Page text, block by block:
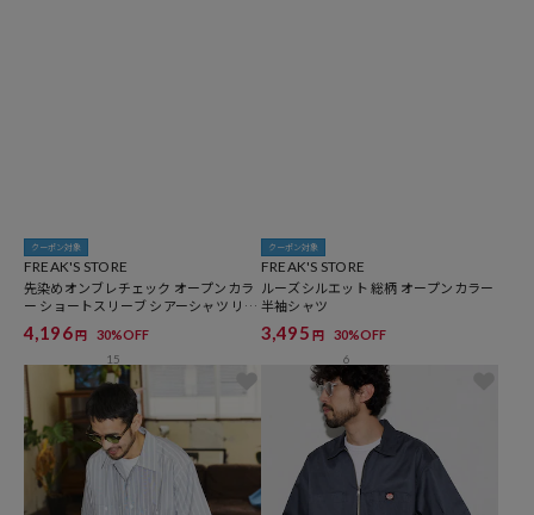
クーポン対象
FREAK'S STORE
先染めオンブレチェック オープンカラ
ー ショートスリーブ シアーシャツ リラ
ックスフィット
4,196円 30%OFF
15
クーポン対象
FREAK'S STORE
ルーズシルエット 総柄 オープンカラー
半袖シャツ
3,495 円 30%OFF
6